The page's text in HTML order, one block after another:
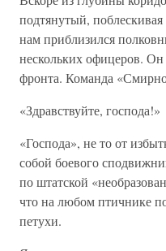
подтянутый,
нам приблизился
нескольких офицеров.
фронта. Команда
«Здравствуйте, господа!»
«Господа», не то от
собой боевого
по штатской
что на любом птичнике
петухи.